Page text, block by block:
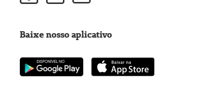
Baixe nosso aplicativo